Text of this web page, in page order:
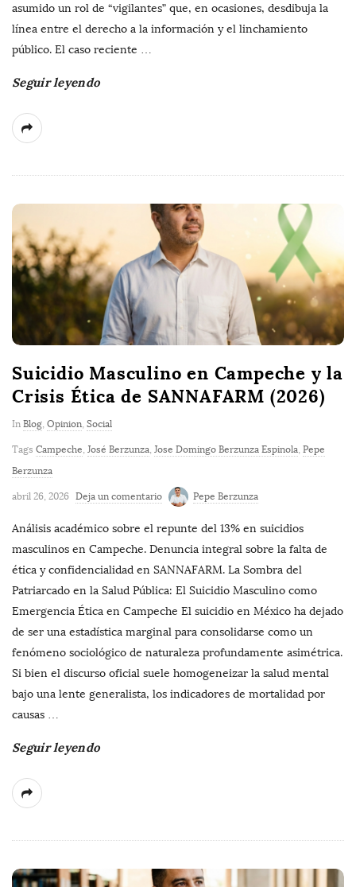
asumido un rol de “vigilantes” que, en ocasiones, desdibuja la
línea entre el derecho a la información y el linchamiento
público. El caso reciente …
Seguir leyendo
Suicidio Masculino en Campeche y la
Crisis Ética de SANNAFARM (2026)
In Blog Opinion Social
Tags Campeche José Berzunza Jose Domingo Berzunza Espinola Pepe
Berzunza
abril 26, 2026 Deja un comentario Pepe Berzunza
Análisis académico sobre el repunte del 13% en suicidios
masculinos en Campeche. Denuncia integral sobre la falta de
ética y confidencialidad en SANNAFARM. La Sombra del
Patriarcado en la Salud Pública: El Suicidio Masculino como
Emergencia Ética en Campeche El suicidio en México ha dejado
de ser una estadística marginal para consolidarse como un
fenómeno sociológico de naturaleza profundamente asimétrica.
Si bien el discurso oficial suele homogeneizar la salud mental
bajo una lente generalista, los indicadores de mortalidad por
causas …
Seguir leyendo